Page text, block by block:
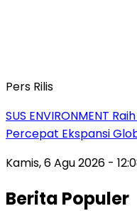
Pers Rilis
SUS ENVIRONMENT
Percepat Ekspansi
Kamis, 6 Agu 2026 -
Berita Populer